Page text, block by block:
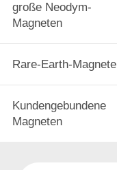
große Neodym-
Magneten
Rare-Earth-Magnete
Kundengebundene
Magneten